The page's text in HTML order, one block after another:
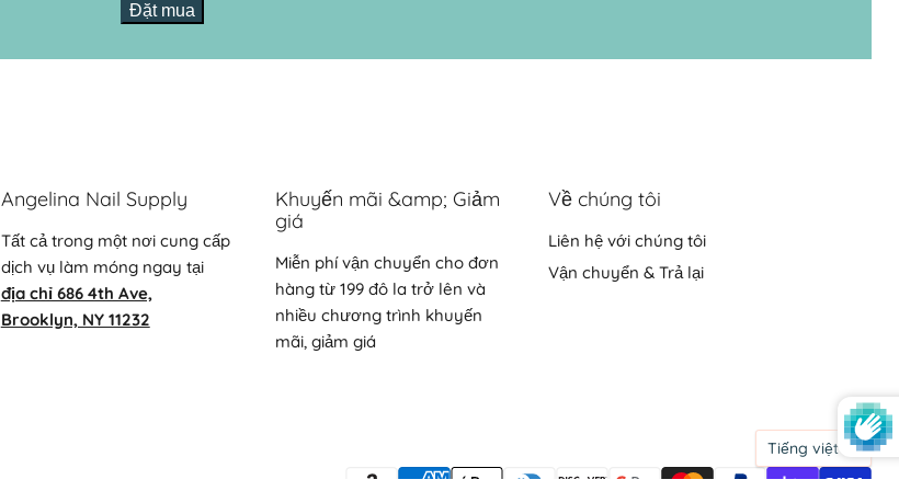
Đặt mua
Angelina Nail Supply
Tất cả trong một nơi cung cấp
dịch vụ làm móng ngay tại
địa chỉ 686 4th Ave,
Brooklyn, NY 11232
Khuyến mãi &amp; Giảm
giá
Miễn phí vận chuyển cho đơn
hàng từ 199 đô la trở lên và
nhiều chương trình khuyến
mãi, giảm giá
Về chúng tôi
Liên hệ với chúng tôi
Vận chuyển & Trả lại
Ngôn
ngữ
Tiếng việt